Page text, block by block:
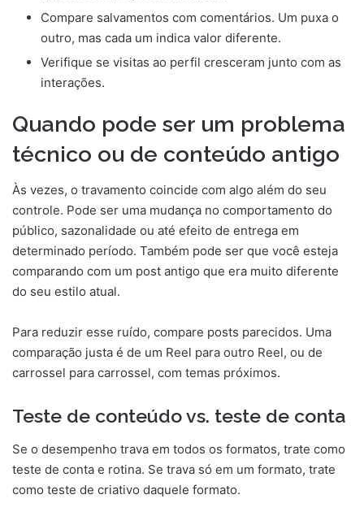
Compare salvamentos com comentários. Um puxa o
outro, mas cada um indica valor diferente.
Verifique se visitas ao perfil cresceram junto com as
interações.
Quando pode ser um problema
técnico ou de conteúdo antigo
Às vezes, o travamento coincide com algo além do seu
controle. Pode ser uma mudança no comportamento do
público, sazonalidade ou até efeito de entrega em
determinado período. Também pode ser que você esteja
comparando com um post antigo que era muito diferente
do seu estilo atual.
Para reduzir esse ruído, compare posts parecidos. Uma
comparação justa é de um Reel para outro Reel, ou de
carrossel para carrossel, com temas próximos.
Teste de conteúdo vs. teste de conta
Se o desempenho trava em todos os formatos, trate como
teste de conta e rotina. Se trava só em um formato, trate
como teste de criativo daquele formato.